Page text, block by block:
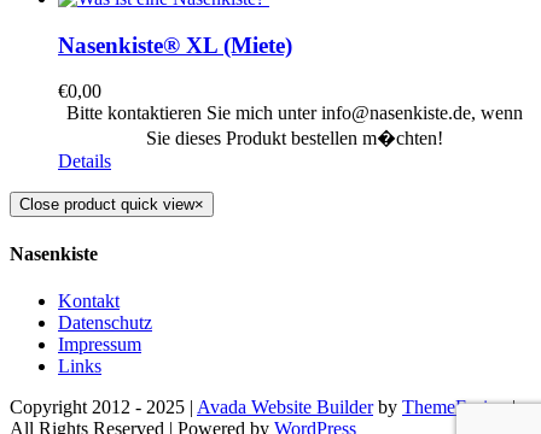
Nasenkiste® XL (Miete)
€0,00
Bitte kontaktieren Sie mich unter info@nasenkiste.de, wenn
Sie dieses Produkt bestellen m�chten!
Details
Close product quick view×
Nasenkiste
Kontakt
Datenschutz
Impressum
Links
Copyright 2012 - 2025 | Avada Website Builderby ThemeFusion|
All Rights Reserved | Powered by WordPress